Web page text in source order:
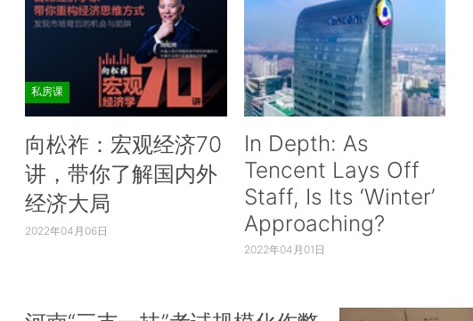
私房课
向松祚：宏观经济70
讲，带你了解国内外
经济大局
2022年04月06日
In Depth: As
Tencent Lays Off
Staff, Is Its ‘Winter’
Approaching?
2022年04月01日